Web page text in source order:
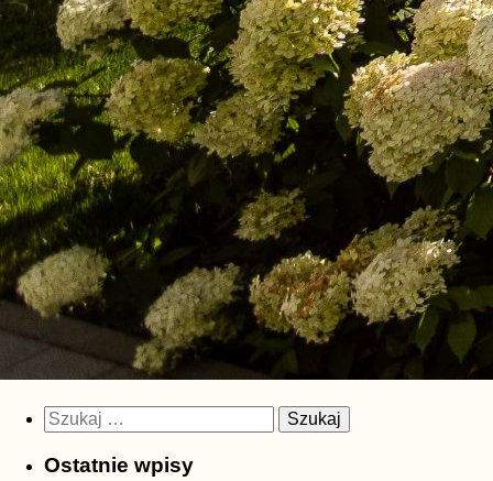
Szukaj:
Ostatnie wpisy